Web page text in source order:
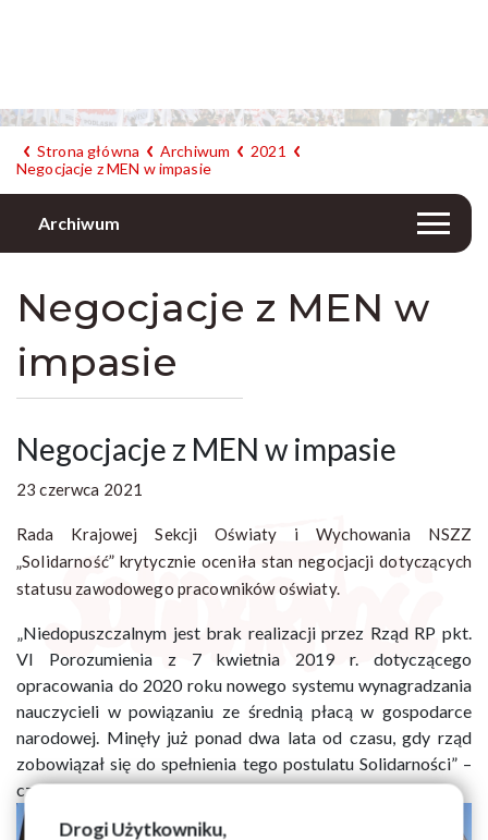
Drogi Użytkowniku,
Strona główna Archiwum
2021
Negocjacje z MEN w impasie
Archiwum
Negocjacje z MEN w
impasie
Negocjacje z MEN w impasie
23 czerwca 2021
Rada Krajowej Sekcji Oświaty i Wychowania NSZZ
„Solidarność” krytycznie oceniła stan negocjacji dotyczących
statusu zawodowego pracowników oświaty.
„Niedopuszczalnym jest brak realizacji przez Rząd RP pkt.
VI Porozumienia z 7 kwietnia 2019 r. dotyczącego
opracowania do 2020 roku nowego systemu wynagradzania
nauczycieli w powiązaniu ze średnią płacą w gospodarce
narodowej. Minęły już ponad dwa lata od czasu, gdy rząd
zobowiązał się do spełnienia tego postulatu Solidarności” –
czytamy w stanowisku KSOiW.